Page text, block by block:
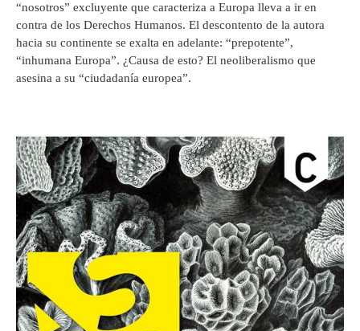
“nosotros” excluyente que caracteriza a Europa lleva a ir en
contra de los Derechos Humanos. El descontento de la autora
hacia su continente se exalta en adelante: “prepotente”,
“inhumana Europa”. ¿Causa de esto? El neoliberalismo que
asesina a su “ciudadanía europea”.